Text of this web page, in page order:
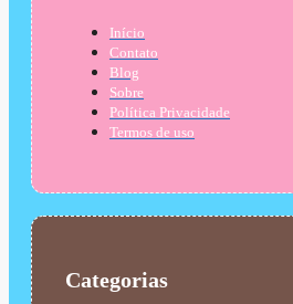
Início
Contato
Blog
Sobre
Política Privacidade
Termos de uso
Categorias